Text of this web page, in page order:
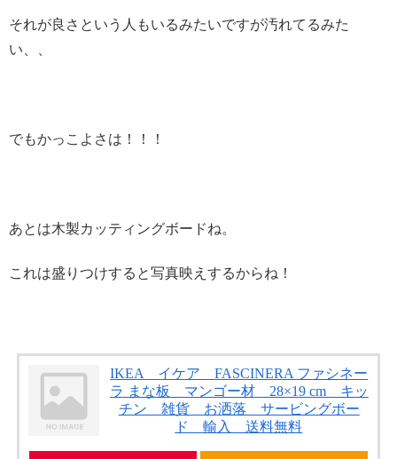
それが良さという人もいるみたいですが汚れてるみた
い、、
でもかっこよさは！！！
あとは木製カッティングボードね。
これは盛りつけすると写真映えするからね！
IKEA イケア FASCINERA ファシネー
ラ まな板 マンゴー材 28×19 cm キッ
チン 雑貨 お洒落 サービングボー
ド 輸入 送料無料